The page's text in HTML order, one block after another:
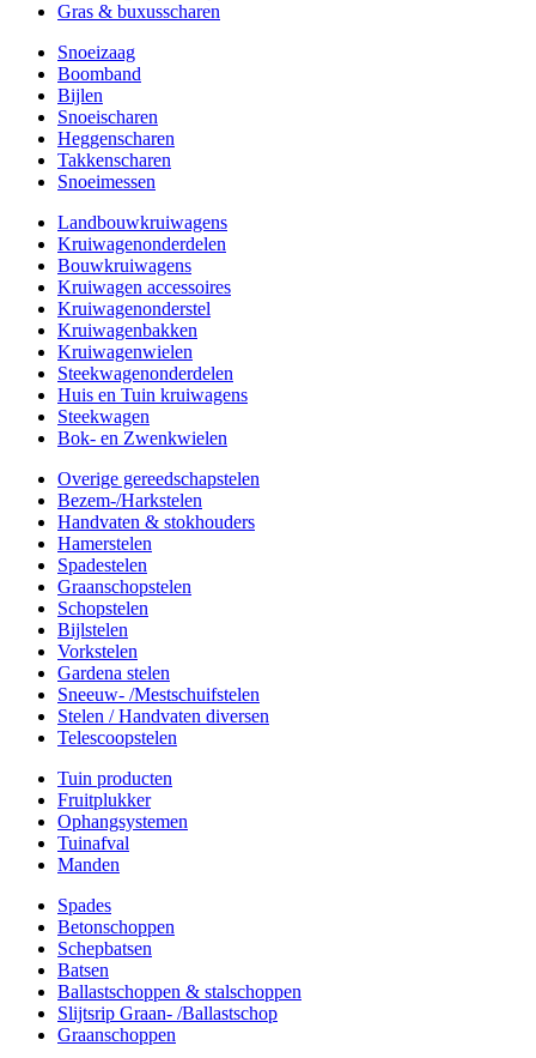
Gras & buxusscharen
Snoeizaag
Boomband
Bijlen
Snoeischaren
Heggenscharen
Takkenscharen
Snoeimessen
Landbouwkruiwagens
Kruiwagenonderdelen
Bouwkruiwagens
Kruiwagen accessoires
Kruiwagenonderstel
Kruiwagenbakken
Kruiwagenwielen
Steekwagenonderdelen
Huis en Tuin kruiwagens
Steekwagen
Bok- en Zwenkwielen
Overige gereedschapstelen
Bezem-/Harkstelen
Handvaten & stokhouders
Hamerstelen
Spadestelen
Graanschopstelen
Schopstelen
Bijlstelen
Vorkstelen
Gardena stelen
Sneeuw- /Mestschuifstelen
Stelen / Handvaten diversen
Telescoopstelen
Tuin producten
Fruitplukker
Ophangsystemen
Tuinafval
Manden
Spades
Betonschoppen
Schepbatsen
Batsen
Ballastschoppen & stalschoppen
Slijtsrip Graan- /Ballastschop
Graanschoppen